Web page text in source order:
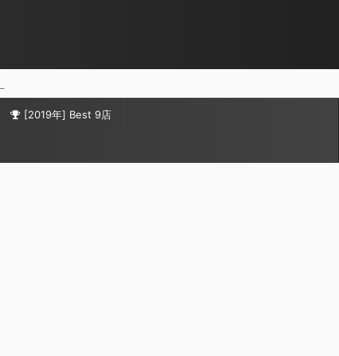
[2019年] Best 9店